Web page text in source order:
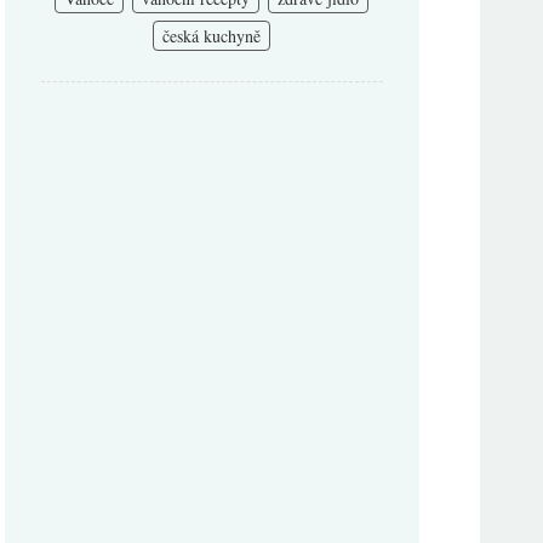
česká kuchyně